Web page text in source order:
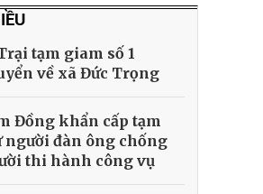
tạm giam số 1
về xã Đức Trọng
Đồng khẩn cấp tạm
người đàn ông chống
thi hành công vụ